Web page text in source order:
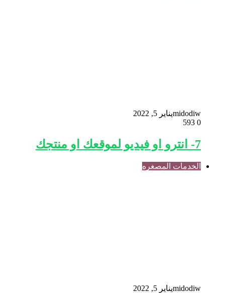
midodiwيناير 5, 2022
0
7- انترو او فيديو لموقعك او منتجك
الخدمات المصغره
midodiwيناير 5, 2022